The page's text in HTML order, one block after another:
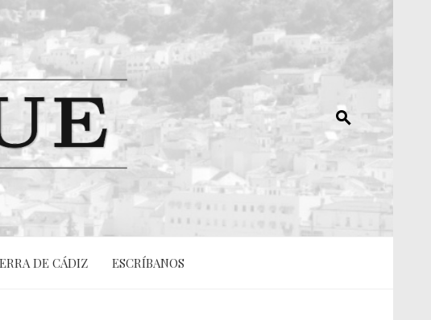
DE CÁDIZ ESCRÍBANOS